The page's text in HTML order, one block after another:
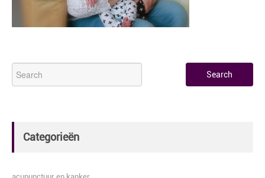
Categorieën